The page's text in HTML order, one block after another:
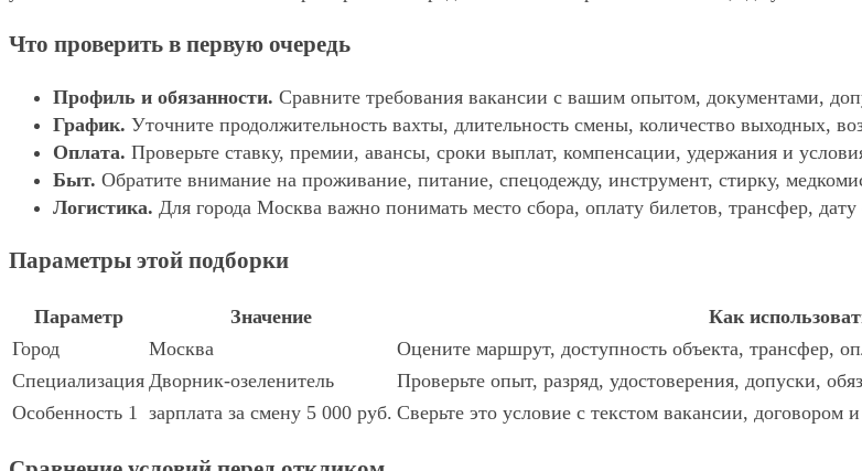
Что проверить в первую очередь
Профиль и обязанности. Сравните требования вакансии с вашим опытом, документами,
График. Уточните продолжительность вахты, длительность смены, количество выходных,
Оплата. Проверьте ставку, премии, авансы, сроки выплат, компенсации, удержания и
Быт. Обратите внимание на проживание, питание, спецодежду, инструмент, стирку,
Логистика. Для города Москва важно понимать место сбора, оплату билетов, трансфер,
Параметры этой подборки
Параметр Значение
Как
Город
Москва
Оцените маршрут, доступность объекта, трансфер,
Специализация Дворник-озеленитель
Проверьте опыт, разряд, удостоверения, допуски,
Особенность 1 зарплата за смену 5 000 руб. Сверьте это условие с текстом вакансии, договором